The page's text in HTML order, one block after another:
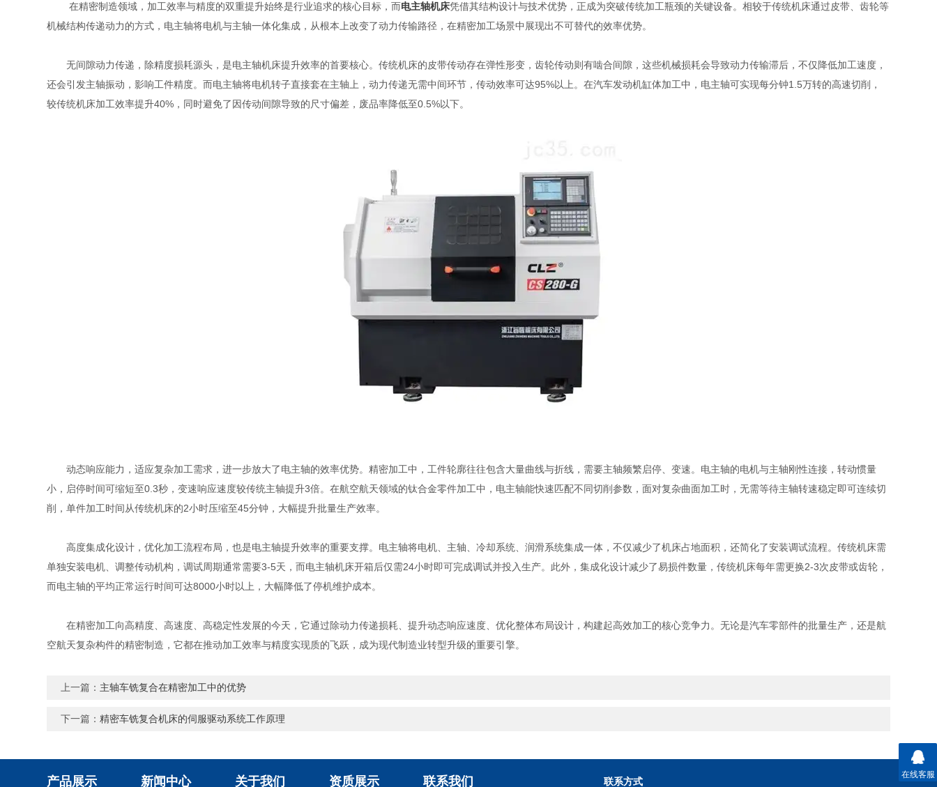
在精密制造领域，加工效率与精度的双重提升始终是行业追求的核心目标，而电主轴机床凭借其结构设计与技术优势，正成为突破传统加工瓶颈的关键设备。相较于传统机床通过皮带、齿轮等
机械结构传递动力的方式，电主轴将电机与主轴一体化集成，从根本上改变了动力传输路径，在精密加工场景中展现出不可替代的效率优势。
无间隙动力传递，除精度损耗源头，是电主轴机床提升效率的首要核心。传统机床的皮带传动存在弹性形变，齿轮传动则有啮合间隙，这些机械损耗会导致动力传输滞后，不仅降低加工速度，
还会引发主轴振动，影响工件精度。而电主轴将电机转子直接套在主轴上，动力传递无需中间环节，传动效率可达95%以上。在汽车发动机缸体加工中，电主轴可实现每分钟1.5万转的高速切削，
较传统机床加工效率提升40%，同时避免了因传动间隙导致的尺寸偏差，废品率降低至0.5%以下。
动态响应能力，适应复杂加工需求，进一步放大了电主轴的效率优势。精密加工中，工件轮廓往往包含大量曲线与折线，需要主轴频繁启停、变速。电主轴的电机与主轴刚性连接，转动惯量
小，启停时间可缩短至0.3秒，变速响应速度较传统主轴提升3倍。在航空航天领域的钛合金零件加工中，电主轴能快速匹配不同切削参数，面对复杂曲面加工时，无需等待主轴转速稳定即可连续切
削，单件加工时间从传统机床的2小时压缩至45分钟，大幅提升批量生产效率。
高度集成化设计，优化加工流程布局，也是电主轴提升效率的重要支撑。电主轴将电机、主轴、冷却系统、润滑系统集成一体，不仅减少了机床占地面积，还简化了安装调试流程。传统机床需
单独安装电机、调整传动机构，调试周期通常需要3-5天，而电主轴机床开箱后仅需24小时即可完成调试并投入生产。此外，集成化设计减少了易损件数量，传统机床每年需更换2-3次皮带或齿轮，
而电主轴的平均正常运行时间可达8000小时以上，大幅降低了停机维护成本。
在精密加工向高精度、高速度、高稳定性发展的今天，它通过除动力传递损耗、提升动态响应速度、优化整体布局设计，构建起高效加工的核心竞争力。无论是汽车零部件的批量生产，还是航
空航天复杂构件的精密制造，它都在推动加工效率与精度实现质的飞跃，成为现代制造业转型升级的重要引擎。
上一篇： 主轴车铣复合在精密加工中的优势
下一篇：精密车铣复合机床的伺服驱动系统工作原理
产品展示 新闻中心 关于我们 资质展示 联系我们 联系方式
在线客服